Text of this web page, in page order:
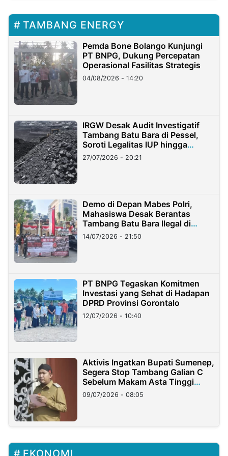
TAMBANG ENERGY
Pemda Bone Bolango Kunjungi
PT BNPG, Dukung Percepatan
Operasional Fasilitas Strategis
04/08/2026 - 14:20
IRGW Desak Audit Investigatif
Tambang Batu Bara di Pessel,
Soroti Legalitas IUP hingga
Stockpile
27/07/2026 - 20:21
Demo di Depan Mabes Polri,
Mahasiswa Desak Berantas
Tambang Batu Bara Ilegal di
Lampung
14/07/2026 - 21:50
PT BNPG Tegaskan Komitmen
Investasi yang Sehat di Hadapan
DPRD Provinsi Gorontalo
12/07/2026 - 10:40
Aktivis Ingatkan Bupati Sumenep,
Segera Stop Tambang Galian C
Sebelum Makam Asta Tinggi
Longsor
09/07/2026 - 08:05
EKONOMI